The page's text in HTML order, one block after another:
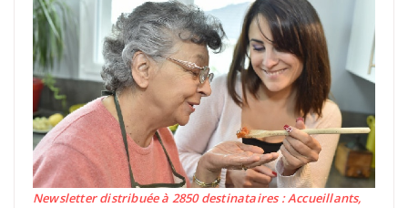
Newsletter distribuée à 2850 destinataires : Accueillants,